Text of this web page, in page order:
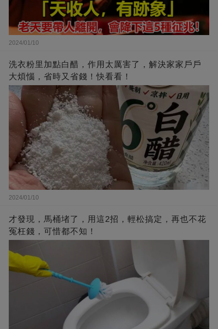
2024/01/10
洗衣粉里加點白醋，作用太厲害了，解決家家戶戶
大煩惱，省時又省錢！快看看！
2024/01/10
才發現，馬桶堵了，用這2招，輕松搞定，再也不花
冤枉錢，可惜都不知！